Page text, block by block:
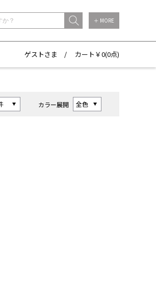
＋ MORE
ゲストさま / カート￥0(0点)
カラー展開